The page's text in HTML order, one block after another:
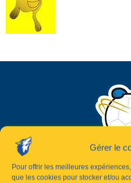
Gérer le
Pour offrir les meilleures
que les cookies pour stocker et/ou